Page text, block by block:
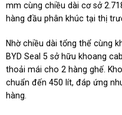
mm cùng chiều dài cơ sở
hàng đầu phân khúc tại thị
Nhờ chiều dài tổng thể cùng
BYD Seal 5 sở hữu khoang
thoải mái cho 2 hàng ghế.
chuẩn đến 450 lít, đáp ứng
hàng.